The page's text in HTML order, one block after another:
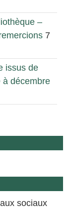
–
7
issus de
à décembre
sociaux